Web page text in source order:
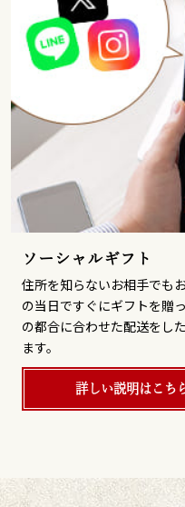
ソーシャルギフト
住所を知らないお相手でも
の当日ですぐにギフトを贈
の都合に合わせた配送をし
ます。
詳しい説明はこち